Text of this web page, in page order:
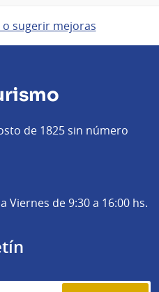
sugerir mejoras
de 1825 sin número
Viernes de 9:30 a 16:00 hs.